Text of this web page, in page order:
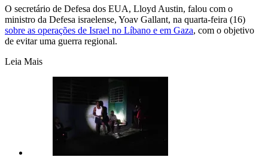
O secretário de Defesa dos EUA, Lloyd Austin, falou com o
ministro da Defesa israelense, Yoav Gallant, na quarta-feira (16)
sobre as operações de Israel no Líbano e em Gaza, com o objetivo
de evitar uma guerra regional.
Leia Mais